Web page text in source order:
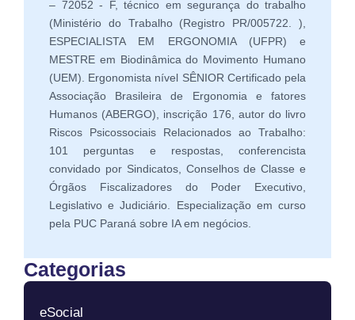
– 72052 - F, técnico em segurança do trabalho
(Ministério do Trabalho (Registro PR/005722. ),
ESPECIALISTA EM ERGONOMIA (UFPR) e
MESTRE em Biodinâmica do Movimento Humano
(UEM). Ergonomista nível SÊNIOR Certificado pela
Associação Brasileira de Ergonomia e fatores
Humanos (ABERGO), inscrição 176, autor do livro
Riscos Psicossociais Relacionados ao Trabalho:
101 perguntas e respostas, conferencista
convidado por Sindicatos, Conselhos de Classe e
Órgãos Fiscalizadores do Poder Executivo,
Legislativo e Judiciário. Especialização em curso
pela PUC Paraná sobre IA em negócios.
Categorias
eSocial